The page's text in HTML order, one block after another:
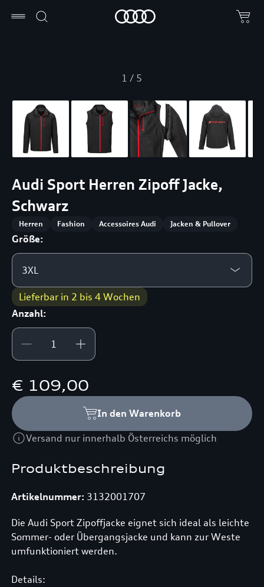
1 / 5
Produktbeschreibung
Artikelnummer: 3132001707
Die Audi Sport Zipoffjacke eignet sich ideal als leichte
Sommer- oder Übergangsjacke und kann zur Weste
umfunktioniert werden.
Details:
Audi Sport Herren Zipoff Jacke,
Schwarz
Herren Fashion Accessoires Audi Jacken & Pullover
Größe:
3XL
Lieferbar in 2 bis 4 Wochen
Anzahl:
€ 109,00
In den Warenkorb
Versand nur innerhalb Österreichs möglich